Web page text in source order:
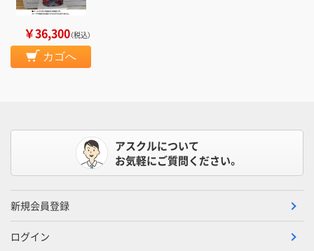
￥36,300（税込）
カゴへ
アスクルについて
お気軽にご質問ください。
新規会員登録
ログイン